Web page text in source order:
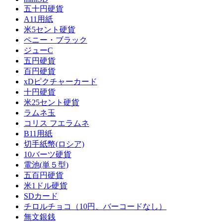
五十円硬貨
A11用紙
米5セント硬貨
ペニー・ブラック
ジューC
五円硬貨
百円硬貨
xDピクチャーカード
十円硬貨
米25セント硬貨
ラムネ玉
コリス フエラムネ
B11用紙
切手紙幣(ロシア)
10バーツ硬貨
電池(単５型)
五百円硬貨
米1ドル硬貨
SDカード
チロルチョコ（10円、バーコードなし）
無文銀銭